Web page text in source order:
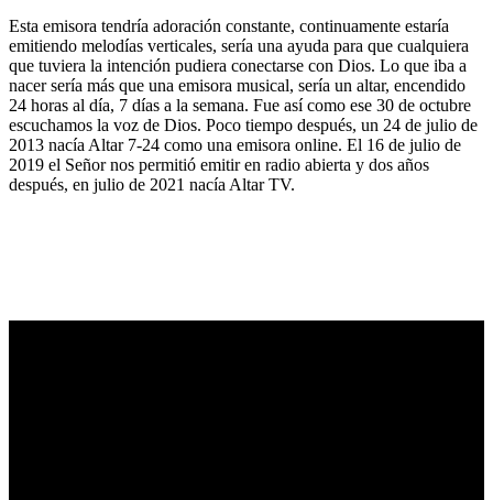
Esta emisora tendría adoración constante, continuamente estaría
emitiendo melodías verticales, sería una ayuda para que cualquiera
que tuviera la intención pudiera conectarse con Dios. Lo que iba a
nacer sería más que una emisora musical, sería un altar, encendido
24 horas al día, 7 días a la semana. Fue así como ese 30 de octubre
escuchamos la voz de Dios. Poco tiempo después, un 24 de julio de
2013 nacía Altar 7-24 como una emisora online. El 16 de julio de
2019 el Señor nos permitió emitir en radio abierta y dos años
después, en julio de 2021 nacía Altar TV.